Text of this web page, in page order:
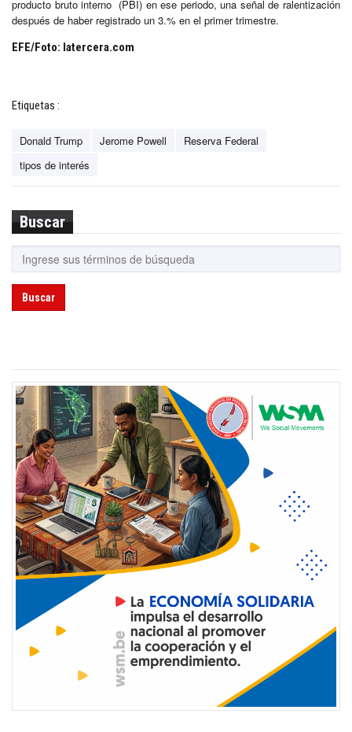
producto bruto interno (PBI) en ese periodo, una señal de ralentización
después de haber registrado un 3.% en el primer trimestre.
EFE/Foto: latercera.com
Etiquetas :
Donald Trump Jerome Powell
Reserva Federal
tipos de interés
Buscar
Buscar